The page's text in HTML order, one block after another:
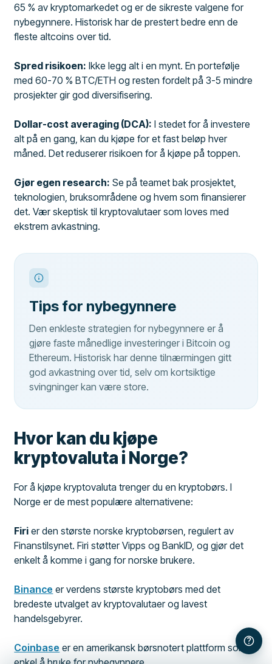
65 % av kryptomarkedet og er de sikreste valgene for
nybegynnere. Historisk har de prestert bedre enn de
fleste altcoins over tid.
Spred risikoen: Ikke legg alt i en mynt. En portefølje
med 60-70 % BTC/ETH og resten fordelt på 3-5 mindre
prosjekter gir god diversifisering.
Dollar-cost averaging (DCA): I stedet for å investere
alt på en gang, kan du kjøpe for et fast beløp hver
måned. Det reduserer risikoen for å kjøpe på toppen.
Gjør egen research: Se på teamet bak prosjektet,
teknologien, bruksområdene og hvem som finansierer
det. Vær skeptisk til kryptovalutaer som loves med
ekstrem avkastning.
Tips for nybegynnere
Den enkleste strategien for nybegynnere er å
gjøre faste månedlige investeringer i Bitcoin og
Ethereum. Historisk har denne tilnærmingen gitt
god avkastning over tid, selv om kortsiktige
svingninger kan være store.
Hvor kan du kjøpe
kryptovaluta i Norge?
For å kjøpe kryptovaluta trenger du en kryptobørs. I
Norge er de mest populære alternativene:
Firi er den største norske kryptobørsen, regulert av
Finanstilsynet. Firi støtter Vipps og BankID, og gjør det
enkelt å komme i gang for norske brukere.
Binance er verdens største kryptobørs med det
bredeste utvalget av kryptovalutaer og lavest
handelsgebyrer.
Coinbase er en amerikansk børsnotert plattform som er